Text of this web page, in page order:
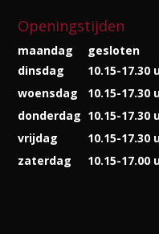
Openingstijden
maandag
gesloten
dinsdag
10.15-17.30
woensdag
10.15-17.30
donderdag 10.15-17.30
vrijdag
10.15-17.30
zaterdag
10.15-17.00